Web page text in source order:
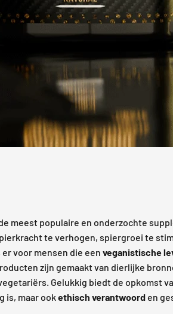
meest populaire en onderzochte
te verhogen, spiergroei te
voor mensen die een veganistische
zijn gemaakt van dierlijke
Gelukkig biedt de opkomst
is, maar ookethisch verantwoord en